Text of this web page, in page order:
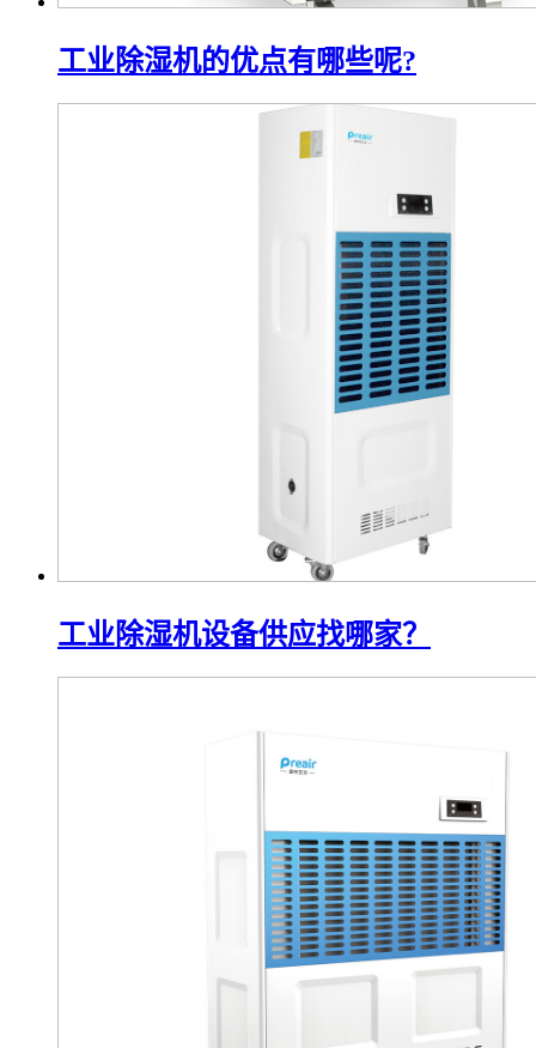
工业除湿机的优点有哪些呢?
工业除湿机设备供应找哪家？